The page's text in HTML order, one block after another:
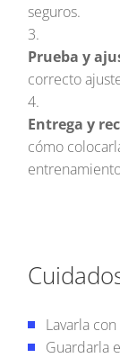
seguros.
Prueba y
correcto
Entrega y
cómo
Lavarla
Guardarla